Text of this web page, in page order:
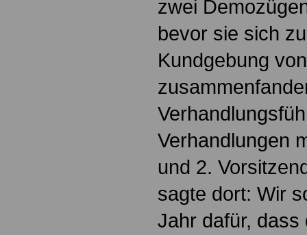
zwei
bevor sie sich
Kundgebung
Verhandlungen
und 2.
sagte dort: Wir
Jahr dafür, dass